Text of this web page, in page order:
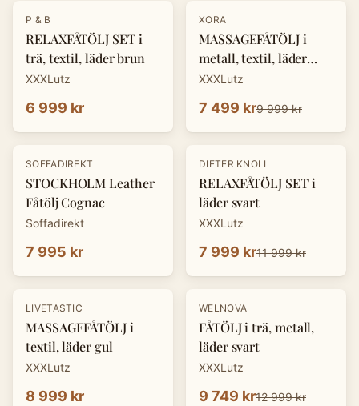
P & B
RELAXFÅTÖLJ SET i
trä, textil, läder brun
XXXLutz
6 999 kr
-25%
XORA
MASSAGEFÅTÖLJ i
metall, textil, läder
mörkgrå
XXXLutz
7 499 kr9 999 kr
SOFFADIREKT
STOCKHOLM Leather
Fåtölj Cognac
Soffadirekt
7 995 kr
-33%
DIETER KNOLL
RELAXFÅTÖLJ SET i
läder svart
XXXLutz
7 999 kr11 999 kr
LIVETASTIC
MASSAGEFÅTÖLJ i
textil, läder gul
XXXLutz
8 999 kr
-25 %
WELNOVA
FÅTÖLJ i trä, metall,
läder svart
XXXLutz
9 749 kr12 999 kr